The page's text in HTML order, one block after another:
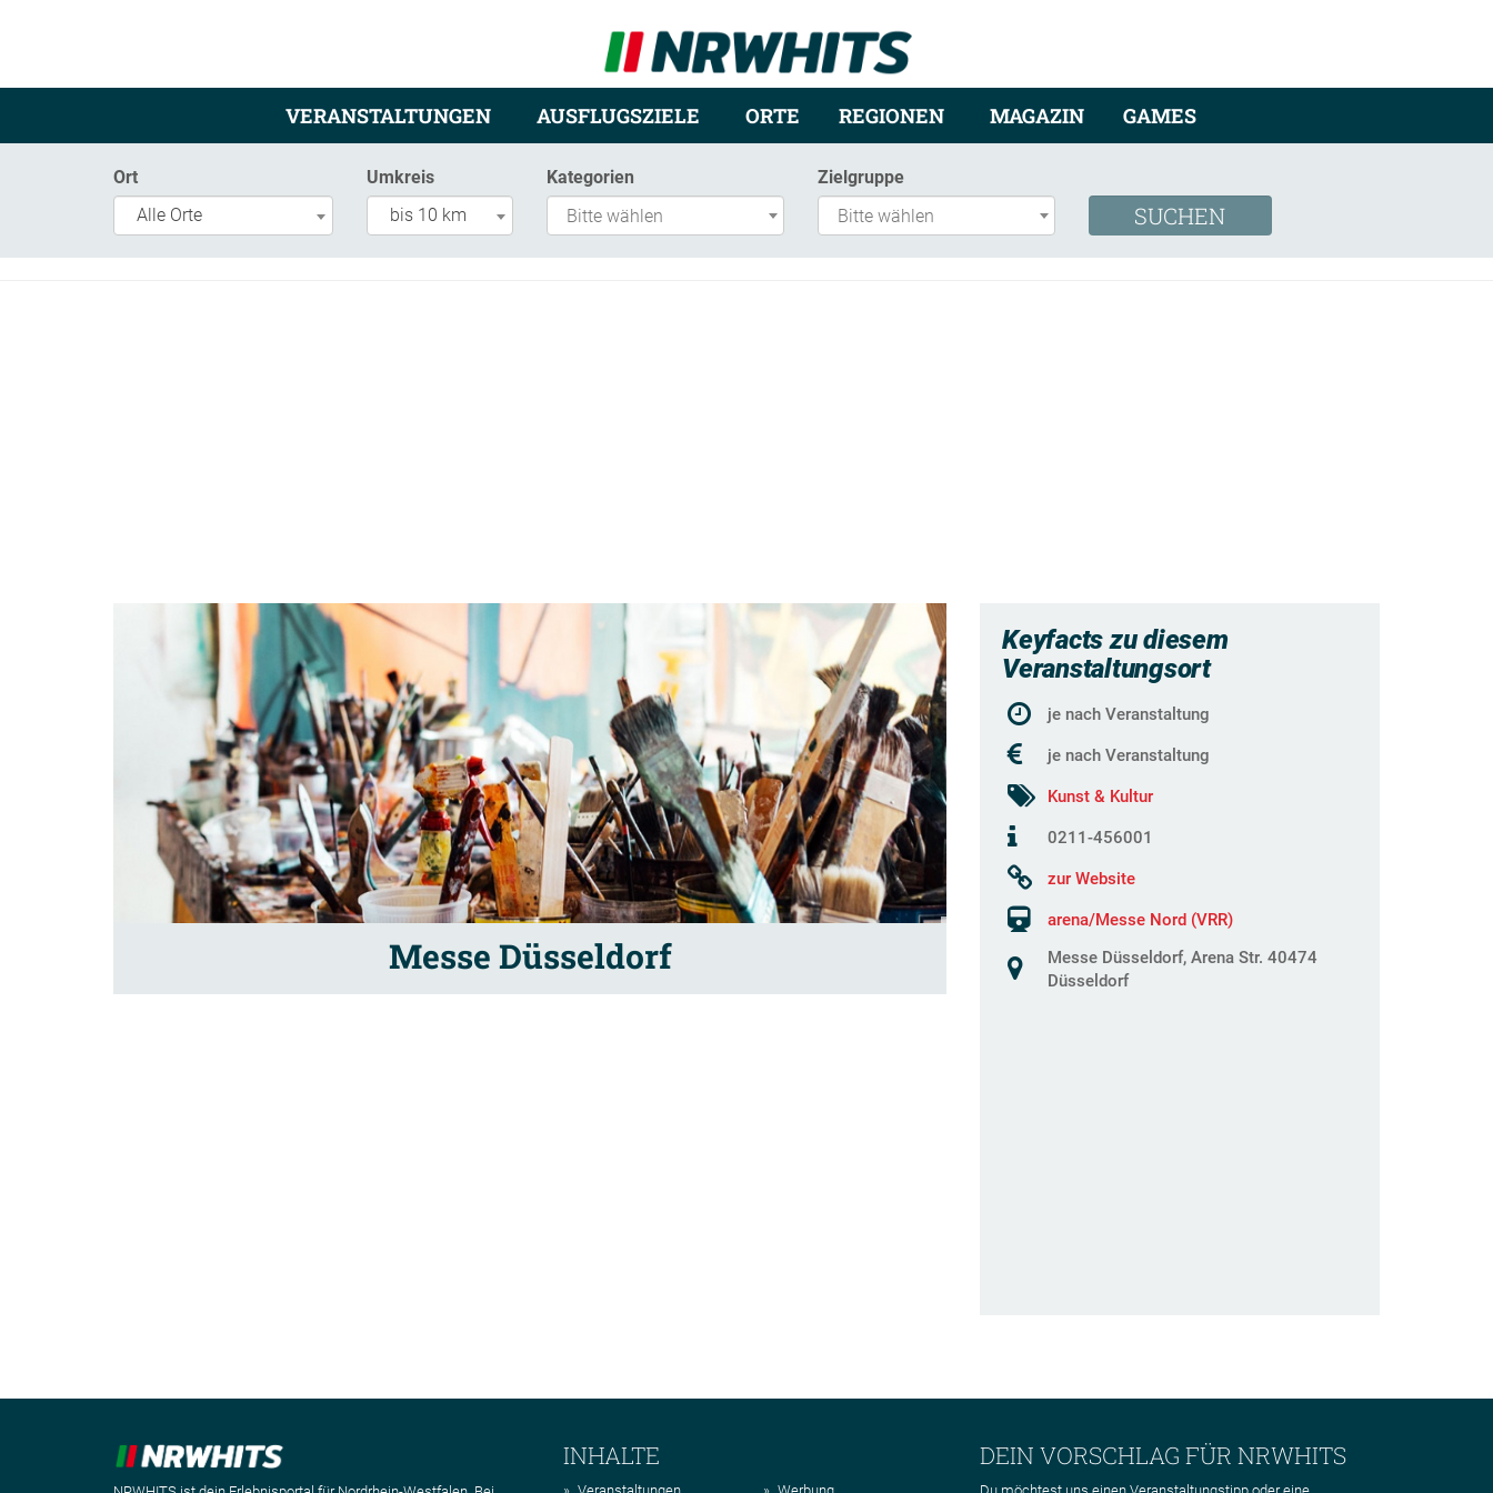
VERANSTALTUNGEN AUSFLUGSZIELE ORTE REGIONEN MAGAZIN GAMES
Ort
Alle Orte
Umkreis
bis 10 km
Kategorien Zielgruppe
Messe Düsseldorf
Keyfacts zu diesem
Veranstaltungsort
je nach Veranstaltung
je nach Veranstaltung
Kunst & Kultur
0211-456001
zur Website
arena/Messe Nord (VRR)
Messe Düsseldorf, Arena Str. 40474
Düsseldorf
INHALTE DEIN VORSCHLAG FÜR NRWHITS